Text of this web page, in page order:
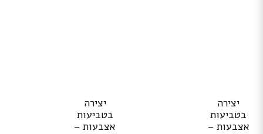
יצירה
בטביעות
אצבעות –
יצירה
בטביעות
אצבעות –